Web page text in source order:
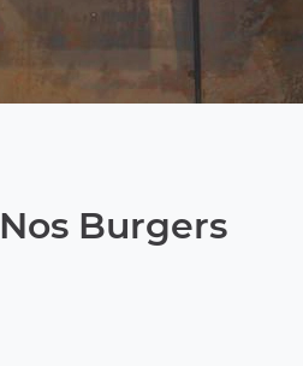
Nos Burgers